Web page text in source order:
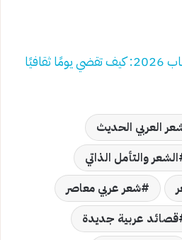
دليل ذكي لزيارة معرض الكتاب 2026: كيف تقضي يومًا ثقافيًا
العربي الحديث
الشعر والتأمل الذاتي
شعر عربي معاصر
قصائد عربية جديدة